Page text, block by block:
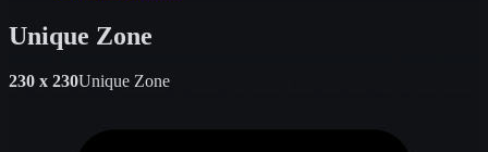
Unique Zone
230 x 230Unique Zone